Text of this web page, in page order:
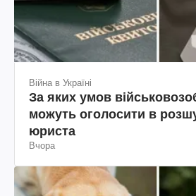
Війна в Україні
За яких умов
можуть оголосити в
юриста
Вчора